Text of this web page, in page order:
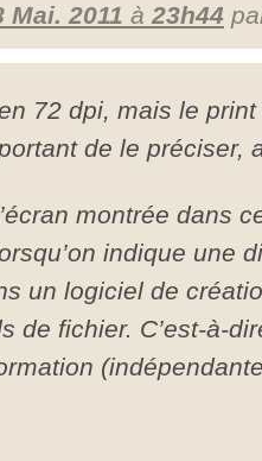
Mai. 2011 à 23h44
72 dpi, mais le
de le préciser,
montrée dans
indique une
un logiciel de
de fichier. C’est-à-